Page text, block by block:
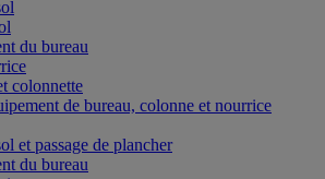
du bureau
colonnette
de bureau, colonne et nourrice
et passage de plancher
du bureau